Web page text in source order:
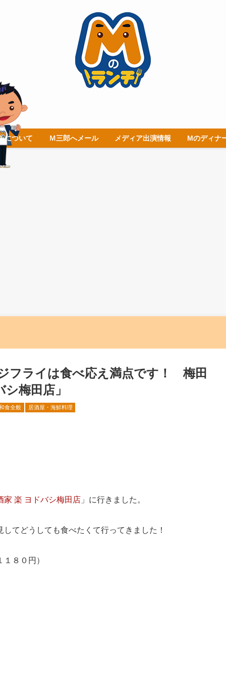
について Ｍ三郎へメール メディア出演情報 Mのディナ
フライは食べ応え満点です！ 梅田
梅田店」
食全般 居酒屋・海鮮料理
家 楽 ヨドバシ梅田店 」に行きました。
てどうしても食べたくて行ってきました！
１８０円）